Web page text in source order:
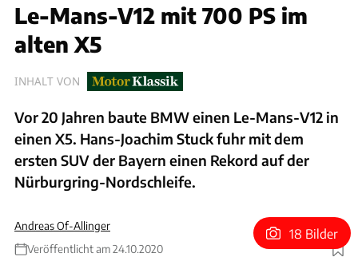
Le-Mans-V12 mit 700 PS im
alten X5
INHALT VON
Vor 20 Jahren baute BMW einen Le-Mans-V12 in
einen X5. Hans-Joachim Stuck fuhr mit dem
ersten SUV der Bayern einen Rekord auf der
Nürburgring-Nordschleife.
Andreas Of-Allinger
Veröffentlicht am 24.10.2020
Foto: BMW
18 Bilder